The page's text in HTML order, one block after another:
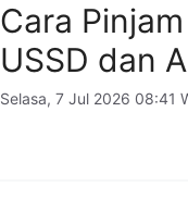
Cara
USSD dan
Selasa, 7 Jul 2026 08:41